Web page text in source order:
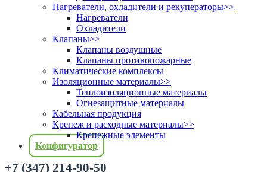
Нагреватели, охладители и рекуператоры>>
Нагреватели
Охладители
Клапаны>>
Клапаны воздушные
Клапаны противопожарные
Климатические комплексы
Изоляционные материалы>>
Теплоизоляционные материалы
Огнезащитные материалы
Кабельная продукция
Крепеж и расходные материалы>>
Крепежные элементы
Конфигуратор
+7 (347) 214-90-50